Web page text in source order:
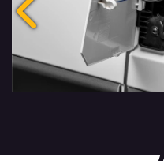
Anterior